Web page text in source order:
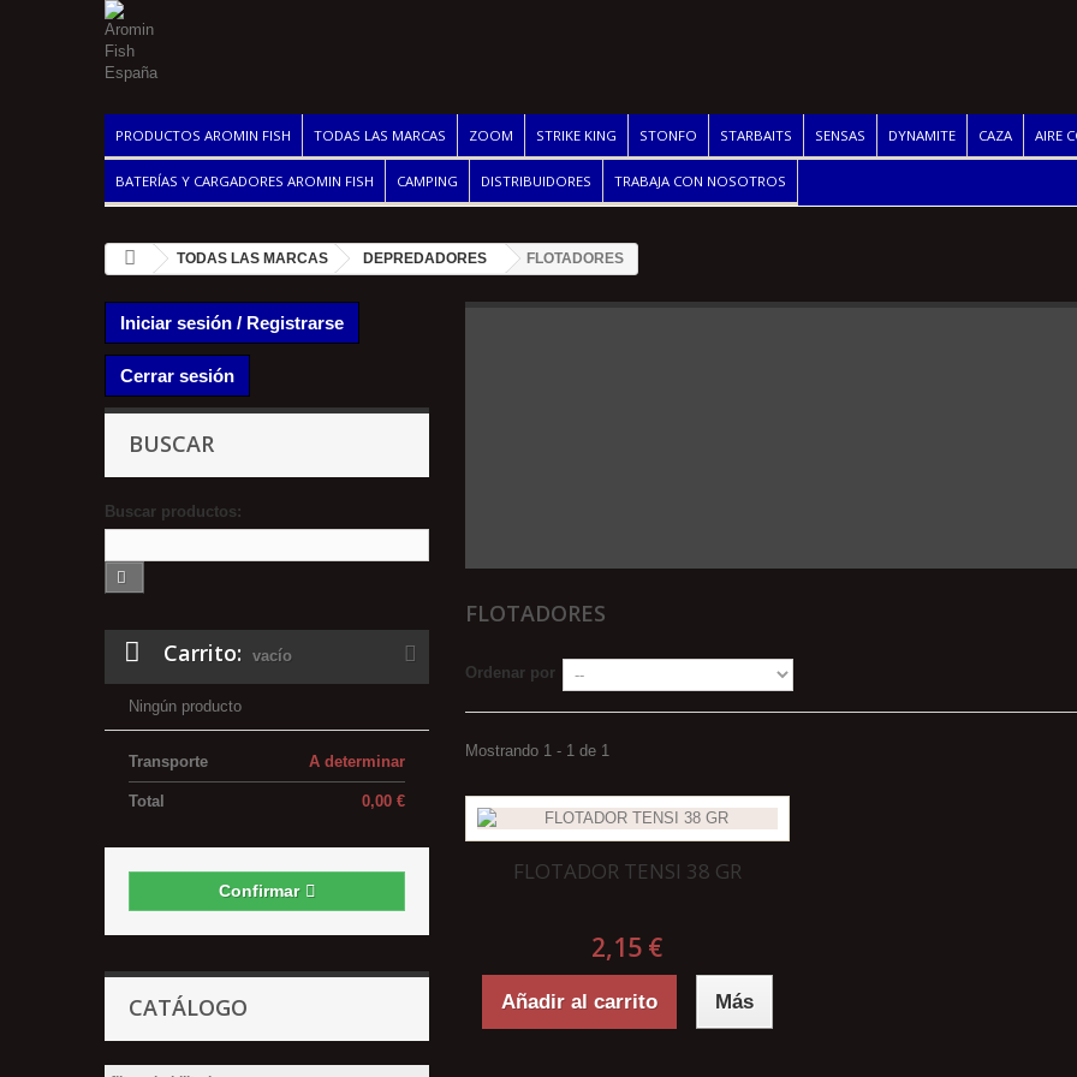
PRODUCTOS AROMIN FISH TODAS LAS MARCAS ZOOM STRIKE KING STONFO STARBAITS SENSAS DYNAMITE CAZA AIRE
BATERÍAS Y CARGADORES AROMIN FISH CAMPING DISTRIBUIDORES TRABAJA CON NOSOTROS
TODAS LAS MARCAS DEPREDADORES FLOTADORES
Iniciar sesión / Registrarse
Cerrar sesión
BUSCAR
Buscar productos:
Carrito: vacío
Ningún producto
A determinar
Transporte
0,00 €
Total
Confirmar
CATÁLOGO
FLOTADORES
Ordenar por
Mostrando 1 - 1 de 1
FLOTADOR TENSI 38 GR
2,15 €
Añadir al carrito Más